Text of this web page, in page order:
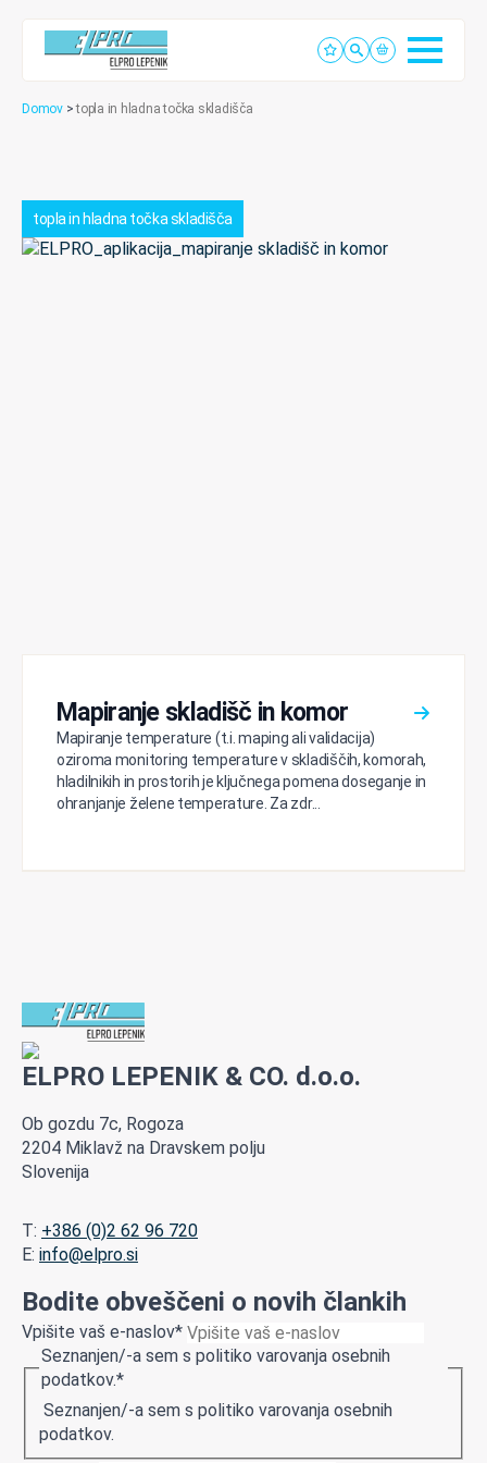
Domov > topla in hladna točka skladišča
topla in hladna točka skladišča
Mapiranje skladišč in komor
Mapiranje temperature (t.i. maping ali validacija)
oziroma monitoring temperature v skladiščih, komorah,
hladilnikih in prostorih je ključnega pomena doseganje in
ohranjanje želene temperature. Za zdr...
ELPRO LEPENIK & CO. d.o.o.
Ob gozdu 7c, Rogoza
2204 Miklavž na Dravskem polju
Slovenija
T: +386 (0)2 62 96 720
E: info@elpro.si
Bodite obveščeni o novih člankih
Vpišite vaš e-naslov*
Seznanjen/-a sem s politiko varovanja osebnih
podatkov.*
Seznanjen/-a sem s politiko varovanja osebnih
podatkov.